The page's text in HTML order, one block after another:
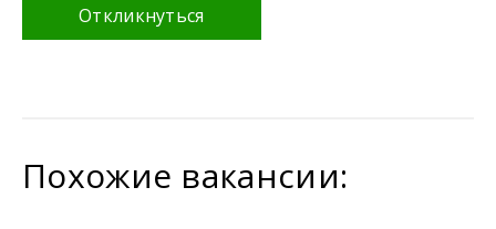
Откликнуться
Похожие вакансии: